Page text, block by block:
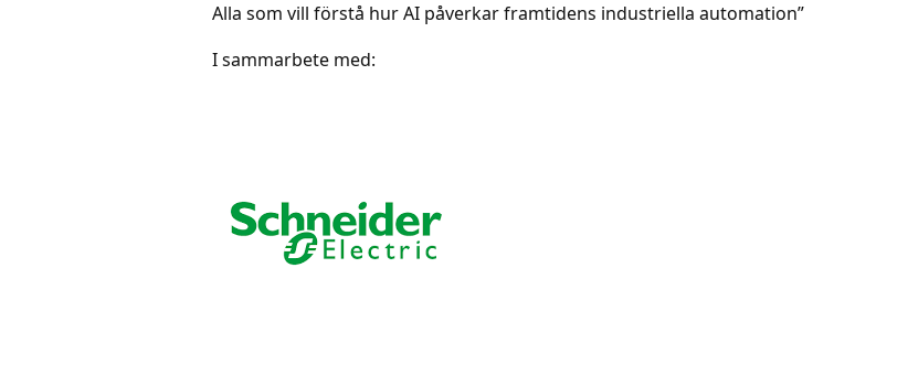
Alla som vill förstå hur AI påverkar framtidens industriella automation”
I sammarbete med: